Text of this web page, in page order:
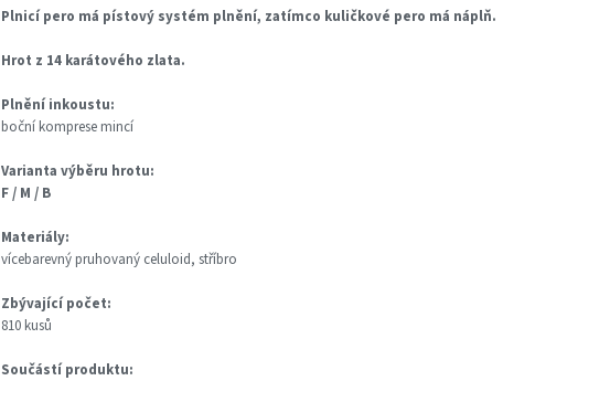
Plnicí pero má pístový systém plnění, zatímco kuličkové pero má náplň.
Hrot z 14 karátového zlata.
Plnění inkoustu:
boční komprese mincí
Varianta výběru hrotu:
F / M / B
Materiály:
vícebarevný pruhovaný celuloid, stříbro
Zbývající počet:
810 kusů
Součástí produktu: